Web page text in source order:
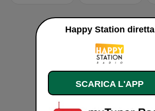
Happy Station diretta
SCARICA L'APP